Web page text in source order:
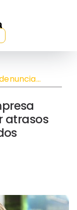
da
em
dos
atrasos